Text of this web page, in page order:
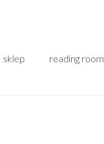
sklep reading room